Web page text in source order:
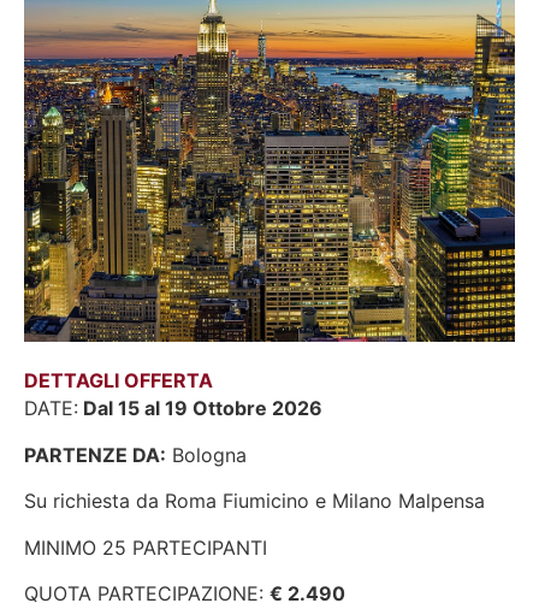
DETTAGLI OFFERTA
DATE: Dal 15 al 19 Ottobre 2026
PARTENZE DA: Bologna
Su richiesta da Roma Fiumicino e Milano Malpensa
MINIMO 25 PARTECIPANTI
QUOTA PARTECIPAZIONE: € 2.490